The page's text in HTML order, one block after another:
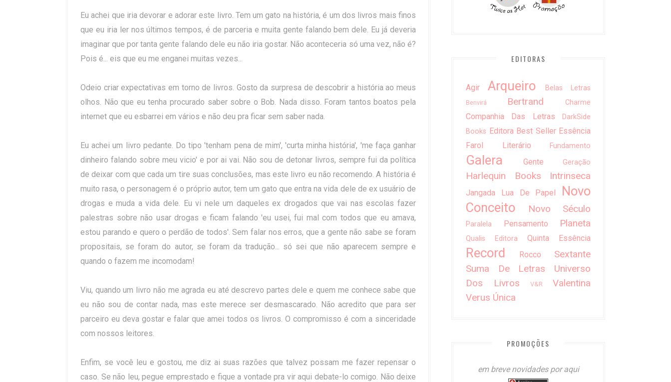
Eu achei que iria devorar e adorar este livro. Tem um gato na história, é um dos livros mais finos
que eu iria ler nos últimos tempos, é de parceria e muita gente falando bem dele. Eu já deveria
imaginar que por tanta gente falando dele eu não iria gostar. Não aconteceria só uma vez, não é?
Pois é... eis que eu me enganei muitas vezes...
Odeio criar expectativas em torno de livros. Gosto da surpresa de descobrir a história ao meus
olhos. Não que eu tenha procurado saber sobre o Bob. Nada disso. Foram tantos boatos pela
internet que eu esbarrei em vários e não deu pra ficar sem saber nada.
Eu achei um livro pedante. Do tipo 'tenham pena de mim', 'curta minha história', 'me faça ganhar
dinheiro falando sobre meu vicio' e por ai vai. Não sou de detonar livros, sempre fui da política
de deixar com que cada um tire suas conclusões, mas este livro eu não recomendo. A história é
muito rasa, o personagem é o próprio autor, tem um gato que entra na vida dele de ex usuário de
drogas e muda a vida dele. Eu vi nele um daqueles ex drogados que vai nas escolas fazer
palestras sobre não usar drogas e ficam falando 'eu usei, fui mal com todos que eu amava,
estou parando e quero o perdão de todos'. Sem falar nos erros, que a gente não sabe se foram
propositais, se foram do autor, se foram da tradução... só sei que não aparecem sempre e
quando o fazem me incomodam!
Viu, quando um livro não me agrada eu até descrevo partes dele e quem me conhece sabe que
eu não sou de contar nada, mas este merece ser desmascarado. Não acredito que para ser
parceiro eu deva gostar e falar que amei todos os livros. O compromisso é com a sinceridade
com nossos leitores.
Enfim, se você leu e gostou, me diz ai suas razões que talvez possam me fazer repensar o
caso. Se não leu, pegue emprestado e fique a vontade pra vir aqui debate-lo comigo. Não deixe
EDITORAS
Agir Arqueiro Belas Letras
Benvirá Bertrand Charme
Companhia Das Letras
DarkSide
Books Editora Best Seller Essência
Farol Literário
Fundamento
Galera Gente Geração
Harlequin Books Intrinseca
Jangada Lua De Papel
Novo
Conceito
Novo Século
Paralela Pensamento Planeta
Qualis Editora Quinta Essência
Record Rocco
Sextante
Suma De Letras
Universo
Dos Livros
V&R
Valentina
Verus Única
PROMOÇÕES
em breve novidades por aqui